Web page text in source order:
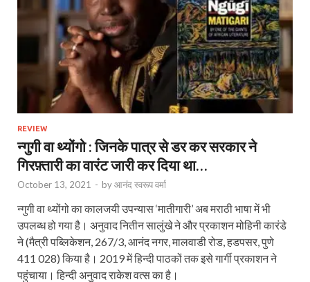
REVIEW
न्गुगी वा थ्योंगो : जिनके पात्र से डर कर सरकार ने
गिरफ़्तारी का वारंट जारी कर दिया था…
October 13, 2021 - byआनंद स्वरूप वर्मा
न्गुगी वा थ्योंगो का कालजयी उपन्यास ‘मातीगारी’ अब मराठी भाषा में भी
उपलब्ध हो गया है। अनुवाद नितीन सालुंखे ने और प्रकाशन मोहिनी कारंडे
ने (मैत्री पब्लिकेशन, 267/3, आनंद नगर, मालवाडी रोड, हडपसर, पुणे
411 028) किया है। 2019 में हिन्दी पाठकों तक इसे गार्गी प्रकाशन ने
पहुंचाया। हिन्दी अनुवाद राकेश वत्स का है।